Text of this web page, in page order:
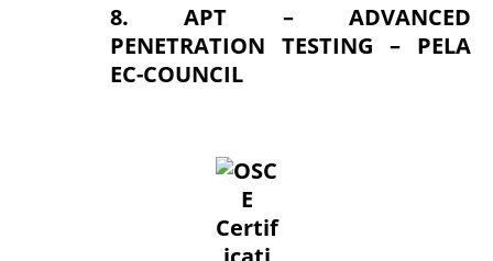
8. APT – ADVANCED
PENETRATION TESTING – PELA
EC-COUNCIL